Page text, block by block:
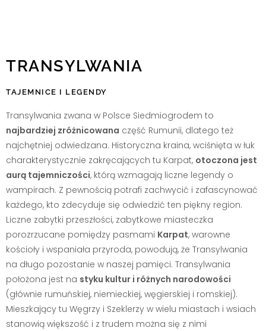
TRANSYLWANIA
TAJEMNICE I LEGENDY
Transylwania zwana w Polsce Siedmiogrodem to
najbardziej zróżnicowana część Rumunii, dlatego też
najchętniej odwiedzana. Historyczna kraina, wciśnięta w łuk
charakterystycznie zakręcających tu Karpat, otoczona jest
aurą tajemniczości, którą wzmagają liczne legendy o
wampirach. Z pewnością potrafi zachwycić i zafascynować
każdego, kto zdecyduje się odwiedzić ten piękny region.
Liczne zabytki przeszłości, zabytkowe miasteczka
porozrzucane pomiędzy pasmami Karpat, warowne
kościoły i wspaniała przyroda, powodują, że Transylwania
na długo pozostanie w naszej pamięci. Transylwania
położona jest na styku kultur i różnych narodowości
(głównie rumuńskiej, niemieckiej, węgierskiej i romskiej).
Mieszkający tu Węgrzy i Szeklerzy w wielu miastach i wsiach
stanowią większość i z trudem można się z nimi